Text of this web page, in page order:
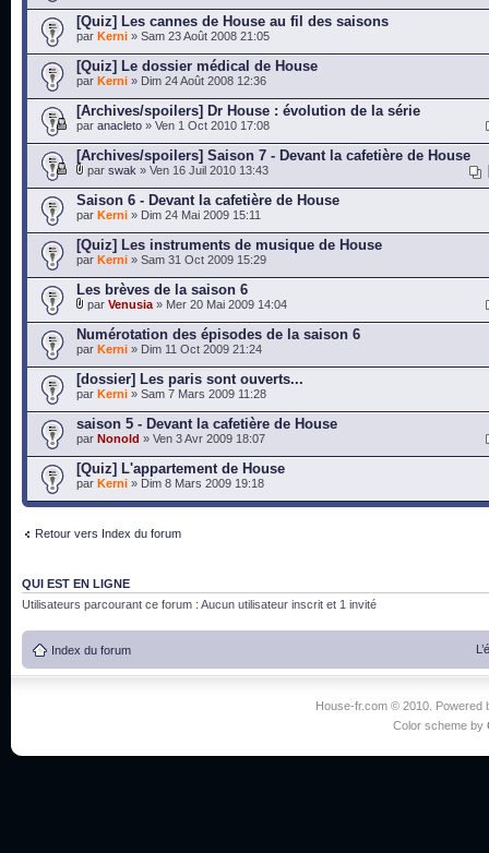
[Quiz] Les cannes de House au fil des saisons
par Kerni » Sam 23 Août 2008 21:05
[Quiz] Le dossier médical de House
par Kerni » Dim 24 Août 2008 12:36
[Archives/spoilers] Dr House : évolution de la série
par anacleto » Ven 1 Oct 2010 17:08
[Archives/spoilers] Saison 7 - Devant la cafetière de House
par swak » Ven 16 Juil 2010 13:43
Saison 6 - Devant la cafetière de House
par Kerni » Dim 24 Mai 2009 15:11
[Quiz] Les instruments de musique de House
par Kerni » Sam 31 Oct 2009 15:29
Les brèves de la saison 6
par Venusia » Mer 20 Mai 2009 14:04
Numérotation des épisodes de la saison 6
par Kerni » Dim 11 Oct 2009 21:24
[dossier] Les paris sont ouverts...
par Kerni » Sam 7 Mars 2009 11:28
saison 5 - Devant la cafetière de House
par Nonold » Ven 3 Avr 2009 18:07
[Quiz] L'appartement de House
par Kerni » Dim 8 Mars 2009 19:18
Retour vers Index du forum
QUI EST EN LIGNE
Utilisateurs parcourant ce forum : Aucun utilisateur inscrit et 1 invité
Index du forum
House-fr.com © 2010. Powered
Color scheme by